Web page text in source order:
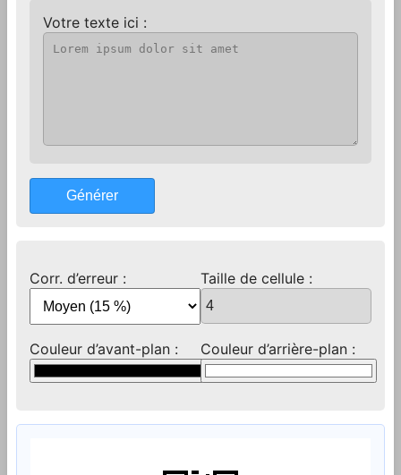
Votre texte ici :
Générer
Corr. d’erreur : Taille de cellule :
Couleur d’avant-plan : Couleur d’arrière-plan :